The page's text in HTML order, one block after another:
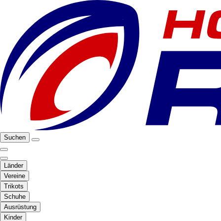
Suchen
Länder
Vereine
Trikots
Schuhe
Ausrüstung
Kinder